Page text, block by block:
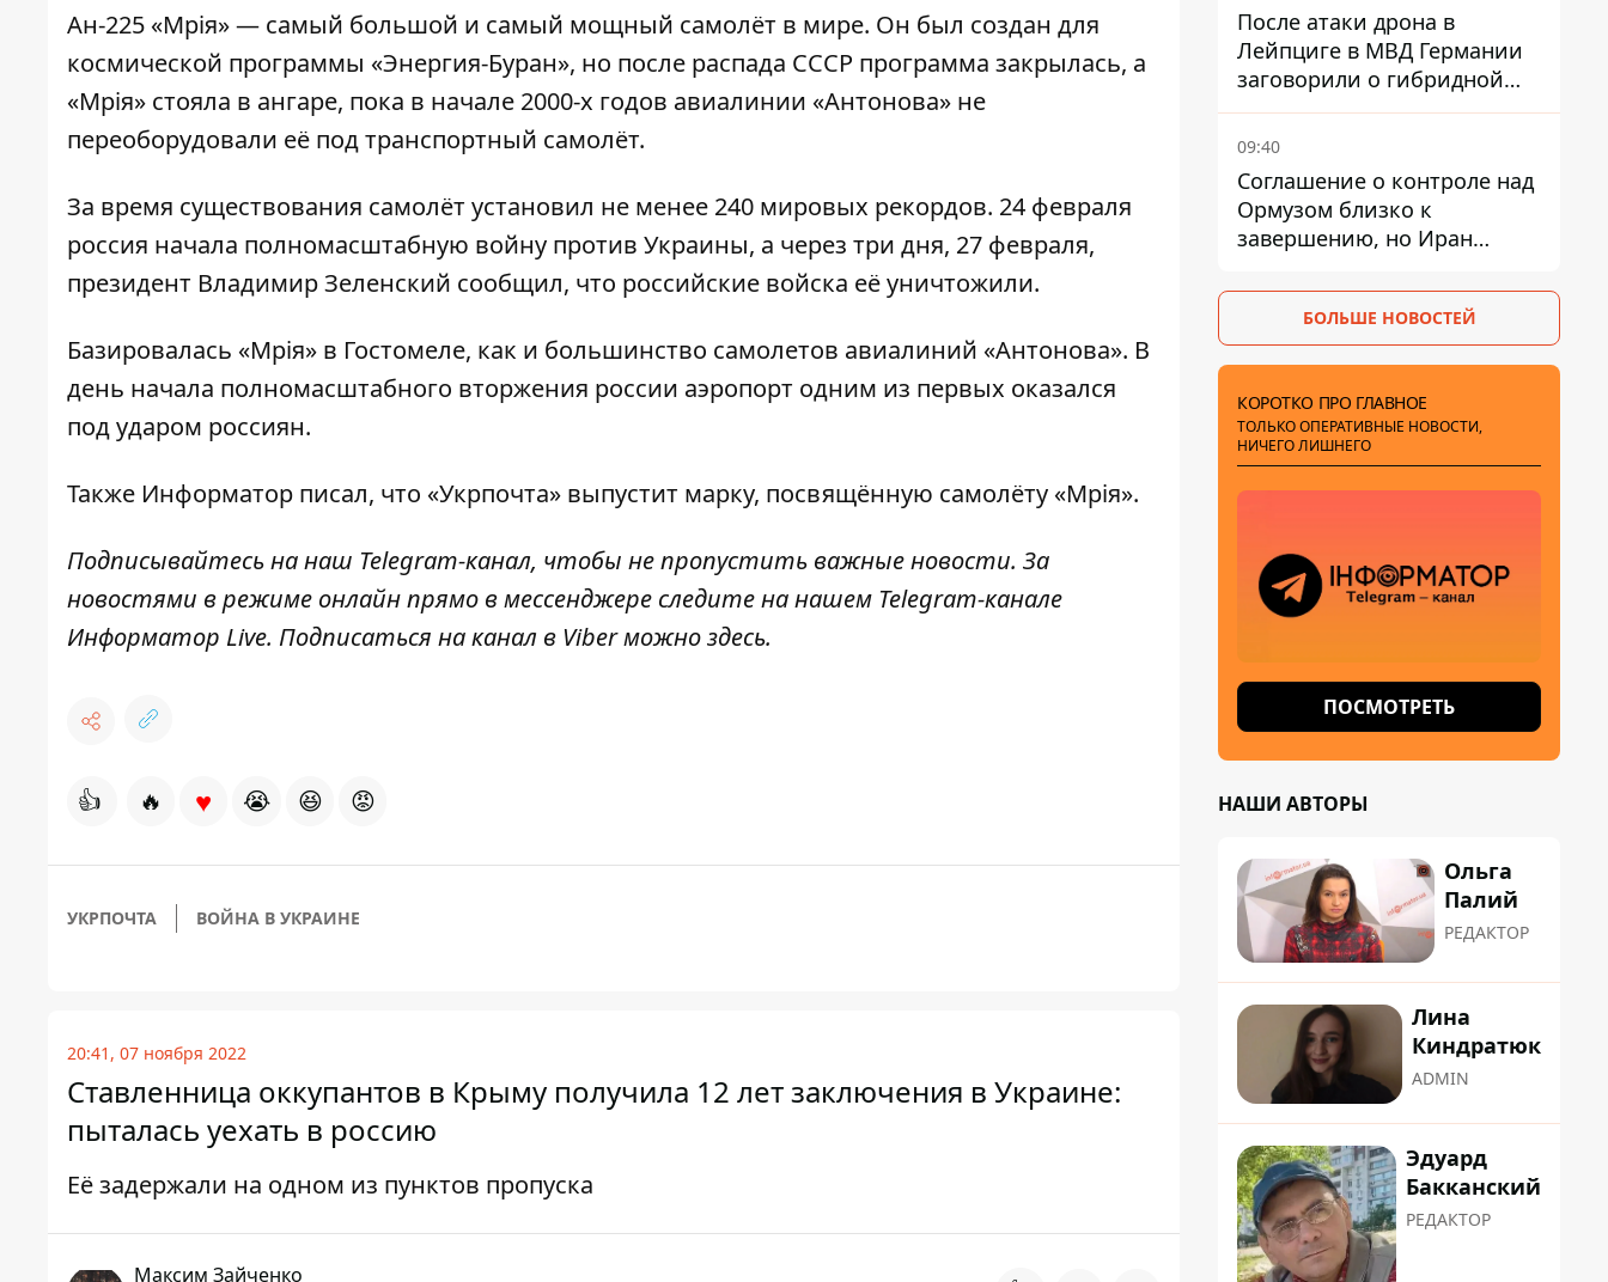
Ан-225 «Мрія» — самый большой и самый мощный самолёт в мире. Он был создан для
космической программы «Энергия-Буран», но после распада СССР программа закрылась, а
«Мрія» стояла в ангаре, пока в начале 2000-х годов авиалинии «Антонова» не
переоборудовали её под транспортный самолёт.
За время существования самолёт установил не менее 240 мировых рекордов. 24 февраля
россия начала полномасштабную войну против Украины, а через три дня, 27 февраля,
президент Владимир Зеленский сообщил, что российские войска её уничтожили.
Базировалась «Мрія» в Гостомеле, как и большинство самолетов авиалиний «Антонова». В
день начала полномасштабного вторжения россии аэропорт одним из первых оказался
под ударом россиян.
Также Информатор писал, что «Укрпочта» выпустит марку, посвящённую самолёту«Мрія».
Подписывайтесь на наш Telegram-канал, чтобы не пропустить важные новости. За
новостями в режиме онлайн прямо в мессенджере следите на нашем Telegram-канале
Информатор Live. Подписаться на канал в Viber можноздесь.
👍 🔥 ♥ 😭 😆 😡
УКРПОЧТА ВОЙНА В УКРАИНЕ
20:41, 07 ноября 2022
Ставленница оккупантов в Крыму получила 12 лет заключения в Украине:
пыталась уехать в россию
Её задержали на одном из пунктов пропуска
Максим Зайченко
После атаки дрона в
Лейпциге в МВД Германии
заговорили о гибридной
войне – мы ежедневно цель
09:40
Соглашение о контроле над
Ормузом близко к
завершению, но Иран
требования – СМИ
раскрыли подробности
БОЛЬШЕ НОВОСТЕЙ
КОРОТКО ПРО ГЛАВНОЕ
ТОЛЬКО ОПЕРАТИВНЫЕ НОВОСТИ,
НИЧЕГО ЛИШНЕГО
ПОСМОТРЕТЬ
НАШИ АВТОРЫ
Ольга
Палий
РЕДАКТОР
Лина
Киндратюк
ADMIN
Эдуард
Бакканский
РЕДАКТОР